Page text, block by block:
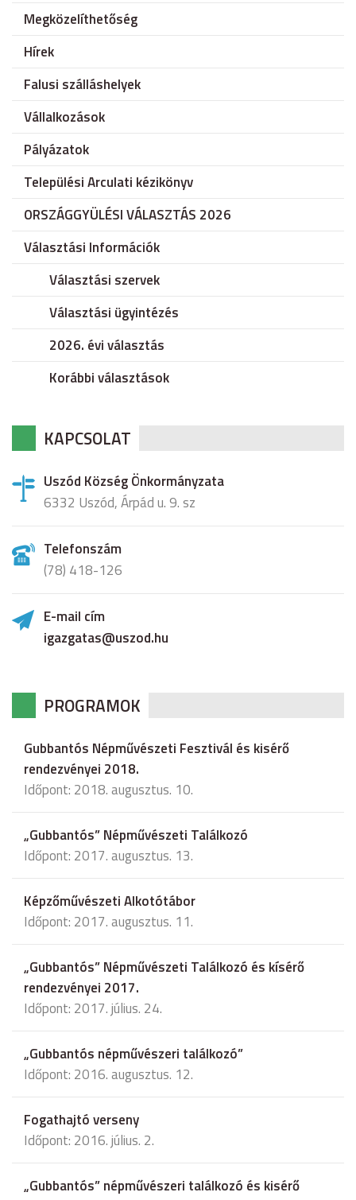
Megközelíthetőség
Hírek
Falusi szálláshelyek
Vállalkozások
Pályázatok
Települési Arculati kézikönyv
ORSZÁGGYÜLÉSI VÁLASZTÁS 2026
Választási Információk
Választási szervek
Választási ügyintézés
2026. évi választás
Korábbi választások
KAPCSOLAT
Uszód Község Önkormányzata
6332 Uszód, Árpád u. 9. sz
Telefonszám
(78) 418-126
E-mail cím
igazgatas@uszod.hu
PROGRAMOK
Gubbantós Népművészeti Fesztivál és kisérő
rendezvényei 2018.
Időpont: 2018. augusztus. 10.
„Gubbantós” Népművészeti Találkozó
Időpont: 2017. augusztus. 13.
Képzőművészeti Alkotótábor
Időpont: 2017. augusztus. 11.
„Gubbantós” Népművészeti Találkozó és kísérő
rendezvényei 2017.
Időpont: 2017. július. 24.
„Gubbantós népművészeri találkozó”
Időpont: 2016. augusztus. 12.
Fogathajtó verseny
Időpont: 2016. július. 2.
„Gubbantós” népművészeri találkozó és kisérő